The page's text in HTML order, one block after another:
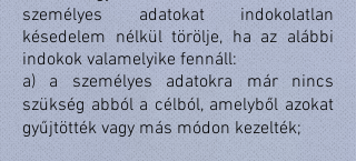
személyes adatokat indokolatlan
késedelem nélkül törölje, ha az alábbi
indokok valamelyike fennáll:
a) a személyes adatokra már nincs
szükség abból a célból, amelyből azokat
gyűjtötték vagy más módon kezelték;